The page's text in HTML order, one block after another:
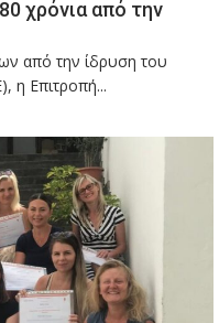
χρόνια από την
από την ίδρυση του
η Επιτροπή...